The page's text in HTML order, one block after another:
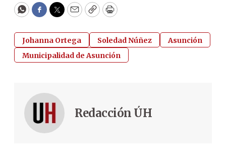
WhatsApp
Facebook
Twitter
EmailCopyPrint
Johanna Ortega Soledad Núñez
Asunción
Municipalidad de Asunción
Redacción ÚH